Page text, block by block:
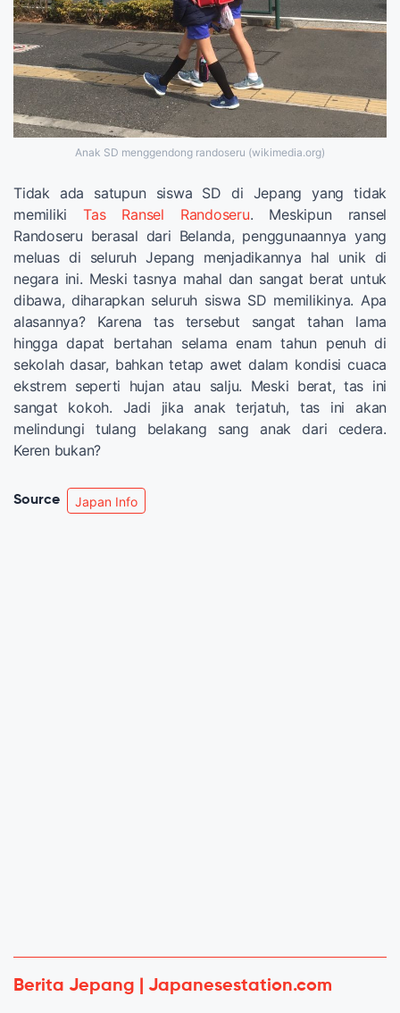
Anak SD menggendong randoseru (wikimedia.org)
Tidak ada satupun siswa SD di Jepang yang tidak
memilikiTas Ransel Randoseru. Meskipun ransel
Randoseru berasal dari Belanda, penggunaannya yang
meluas di seluruh Jepang menjadikannya hal unik di
negara ini. Meski tasnya mahal dan sangat berat untuk
dibawa, diharapkan seluruh siswa SD memilikinya. Apa
alasannya? Karena tas tersebut sangat tahan lama
hingga dapat bertahan selama enam tahun penuh di
sekolah dasar, bahkan tetap awet dalam kondisi cuaca
ekstrem seperti hujan atau salju. Meski berat, tas ini
sangat kokoh. Jadi jika anak terjatuh, tas ini akan
melindungi tulang belakang sang anak dari cedera.
Keren bukan?
Source Japan Info
Berita Jepang | Japanesestation.com